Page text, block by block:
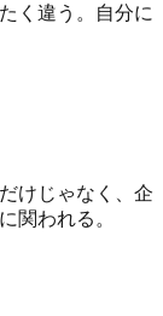
く違う。自分に
けじゃなく、企
関われる。